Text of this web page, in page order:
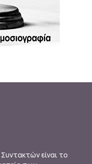
είναι το